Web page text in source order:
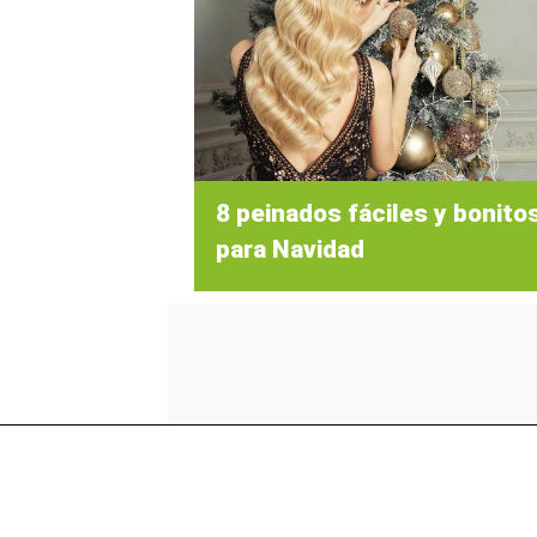
8 peinados fáciles y
para Navidad